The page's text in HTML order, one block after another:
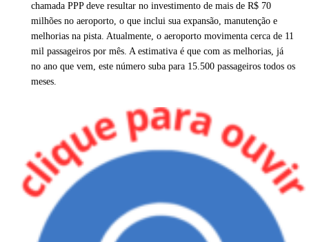
chamada PPP deve resultar no investimento de mais de R$ 70
milhões no aeroporto, o que inclui sua expansão, manutenção e
melhorias na pista. Atualmente, o aeroporto movimenta cerca de 11
mil passageiros por mês. A estimativa é que com as melhorias, já
no ano que vem, este número suba para 15.500 passageiros todos os
meses.